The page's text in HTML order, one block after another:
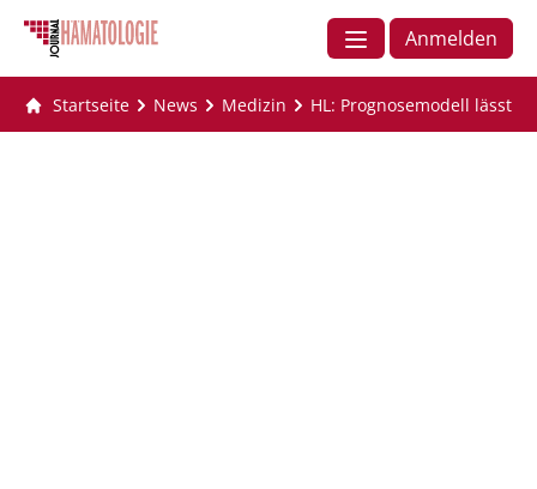
Anmelden
Startseite News Medizin HL: Prognosemodell lässt